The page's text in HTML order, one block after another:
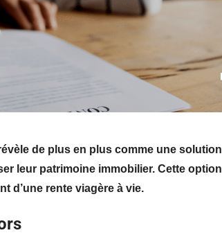
de plus en plus comme une solution
leur patrimoine immobilier. Cette option
d’une rente viagère à vie.